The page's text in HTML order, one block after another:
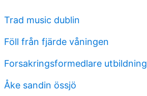
Trad music dublin
Föll från fjärde våningen
Forsakringsformedlare utbildning
Åke sandin össjö